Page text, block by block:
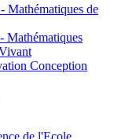
de
Conception
de l'Ecole